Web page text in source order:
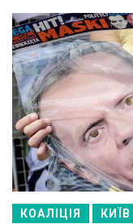
КОАЛІЦІЯ КИЇВ